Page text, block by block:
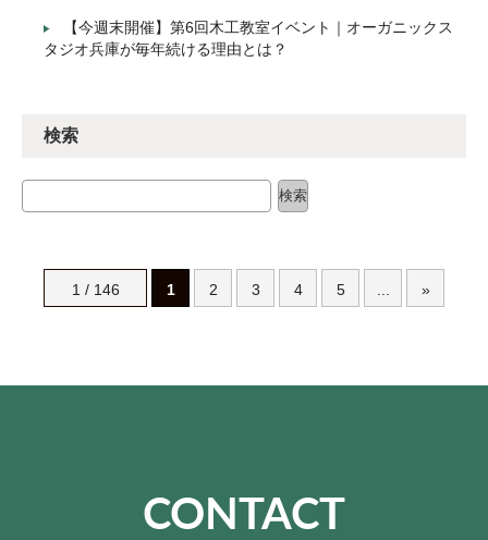
【今週末開催】第6回木工教室イベント｜オーガニックス
タジオ兵庫が毎年続ける理由とは？
検索
検索
検索
1 / 146 1 2 3 4 5 ... »
CONTACT